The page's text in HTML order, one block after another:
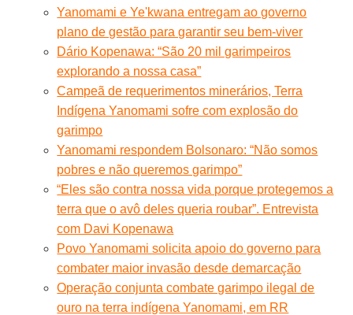
Yanomami e Ye'kwana entregam ao governo
plano de gestão para garantir seu bem-viver
Dário Kopenawa: “São 20 mil garimpeiros
explorando a nossa casa”
Campeã de requerimentos minerários, Terra
Indígena Yanomami sofre com explosão do
garimpo
Yanomami respondem Bolsonaro: “Não somos
pobres e não queremos garimpo”
“Eles são contra nossa vida porque protegemos a
terra que o avô deles queria roubar”. Entrevista
com Davi Kopenawa
Povo Yanomami solicita apoio do governo para
combater maior invasão desde demarcação
Operação conjunta combate garimpo ilegal de
ouro na terra indígena Yanomami, em RR